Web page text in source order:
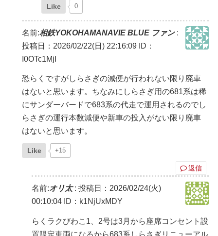
Like 0
名前:相鉄YOKOHAMANAVIE BLUE ファン:
投稿日：2026/02/22(日) 22:16:09 ID：
I0OTc1MjI
恐らくですがしらさぎの減便が行われない限り廃車
はないと思います。ちなみにしらさぎ用の681系は稀
にサンダーバードで683系の代走で運用されるのでし
らさぎの運行本数減便や新車の投入がない限り廃車
はないと思います。
Like +15
返信
名前:オリ太: 投稿日：2026/02/24(火)
00:10:04 ID：k1NjUxMDY
らくラクびわこ1、2号は3月から座席コンセント設
置限定車両になるから683系しらさぎリニューアル